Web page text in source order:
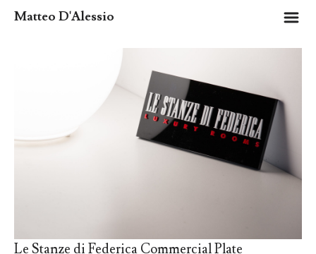
Matteo D'Alessio m
Le Stanze di Federica Commercial Plate